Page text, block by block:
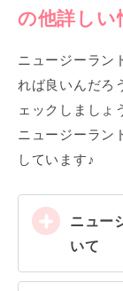
の他詳しい
ニュージーラン
れば良いんだろ
ェックしましょ
ニュージーラン
しています♪
ニュー
いて